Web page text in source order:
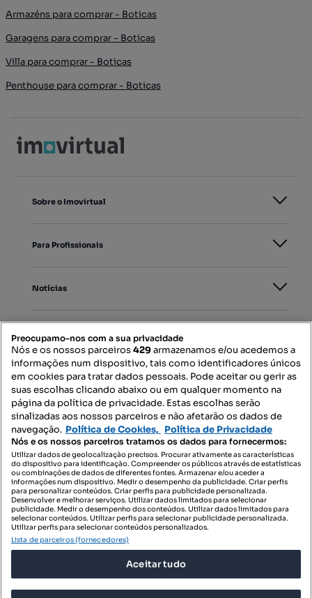
Armazéns para comprar - Boticas
Garagens para comprar - Boticas
Villa para comprar - Boticas
Penthouse para comprar - Boticas
Sobre o Imovirtual
Para Profissionais
Notícias
Mapa do Site
Contacte-nos
SIGA-NOS:
DESCARREGAR NA:
Preocupamo-nos com a sua privacidade
Nós e os nossos parceiros429armazenamos e/ou acedemos a
informações num dispositivo, tais como identificadores únicos
em cookies para tratar dados pessoais. Pode aceitar ou gerir as
suas escolhas clicando abaixo ou em qualquer momento na
página da política de privacidade. Estas escolhas serão
sinalizadas aos nossos parceiros e não afetarão os dados de
navegação. Política de Cookies, Política de Privacidade
Nós e os nossos parceiros tratamos os dados para fornecermos:
Utilizar dados de geolocalização precisos. Procurar ativamente as características
do dispositivo para identificação. Compreender os públicos através de estatísticas
ou combinações de dados de diferentes fontes. Armazenar e/ou aceder a
informações num dispositivo. Medir o desempenho da publicidade. Criar perfis
para personalizar conteúdos. Criar perfis para publicidade personalizada.
Desenvolver e melhorar serviços. Utilizar dados limitados para selecionar
publicidade. Medir o desempenho dos conteúdos. Utilizar dados limitados para
selecionar conteúdos. Utilizar perfis para selecionar publicidade personalizada.
Utilizar perfis para selecionar conteúdos personalizados.
Lista de parceiros (fornecedores)
Aceitar tudo